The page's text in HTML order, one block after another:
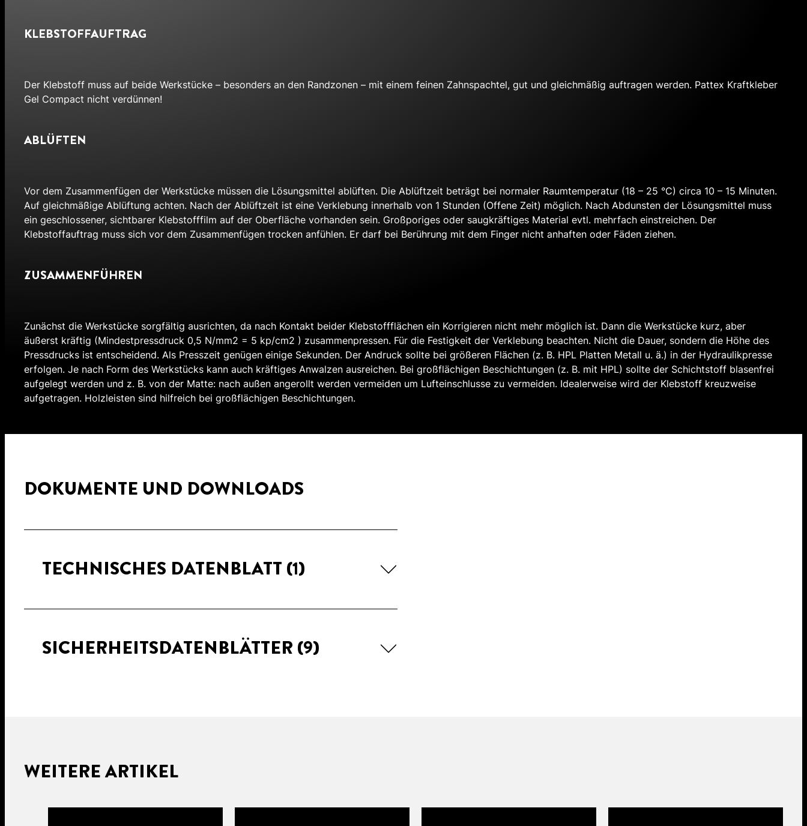
KLEBSTOFFAUFTRAG
Der Klebstoff muss auf beide Werkstücke – besonders an den Randzonen – mit einem feinen Zahnspachtel, gut und gleichmäßig auftragen werden. Pattex Kraftkleber
Gel Compact nicht verdünnen!
ABLÜFTEN
Vor dem Zusammenfügen der Werkstücke müssen die Lösungsmittel ablüften. Die Ablüftzeit beträgt bei normaler Raumtemperatur (18 – 25 °C) circa 10 – 15 Minuten.
Auf gleichmäßige Ablüftung achten. Nach der Ablüftzeit ist eine Verklebung innerhalb von 1 Stunden (Offene Zeit) möglich. Nach Abdunsten der Lösungsmittel muss
ein geschlossener, sichtbarer Klebstofffilm auf der Oberfläche vorhanden sein. Großporiges oder saugkräftiges Material evtl. mehrfach einstreichen. Der
Klebstoffauftrag muss sich vor dem Zusammenfügen trocken anfühlen. Er darf bei Berührung mit dem Finger nicht anhaften oder Fäden ziehen.
ZUSAMMENFÜHREN
Zunächst die Werkstücke sorgfältig ausrichten, da nach Kontakt beider Klebstoffflächen ein Korrigieren nicht mehr möglich ist. Dann die Werkstücke kurz, aber
äußerst kräftig (Mindestpressdruck 0,5 N/mm2 = 5 kp/cm2 ) zusammenpressen. Für die Festigkeit der Verklebung beachten. Nicht die Dauer, sondern die Höhe des
Pressdrucks ist entscheidend. Als Presszeit genügen einige Sekunden. Der Andruck sollte bei größeren Flächen (z. B. HPL Platten Metall u. ä.) in der Hydraulikpresse
erfolgen. Je nach Form des Werkstücks kann auch kräftiges Anwalzen ausreichen. Bei großflächigen Beschichtungen (z. B. mit HPL) sollte der Schichtstoff blasenfrei
aufgelegt werden und z. B. von der Matte: nach außen angerollt werden vermeiden um Lufteinschlusse zu vermeiden. Idealerweise wird der Klebstoff kreuzweise
aufgetragen. Holzleisten sind hilfreich bei großflächigen Beschichtungen.
DOKUMENTE UND DOWNLOADS
TECHNISCHES DATENBLATT (1)
SICHERHEITSDATENBLÄTTER (9)
WEITERE ARTIKEL